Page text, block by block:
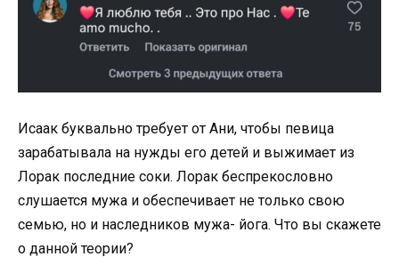
Исаак буквально требует от Ани, чтобы певица
зарабатывала на нужды его детей и выжимает из
Лорак последние соки. Лорак беспрекословно
слушается мужа и обеспечивает не только свою
семью, но и наследников мужа- йога. Что вы скажете
о данной теории?